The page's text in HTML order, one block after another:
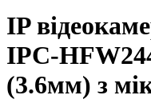
IP
IPC-
(3.6мм) з